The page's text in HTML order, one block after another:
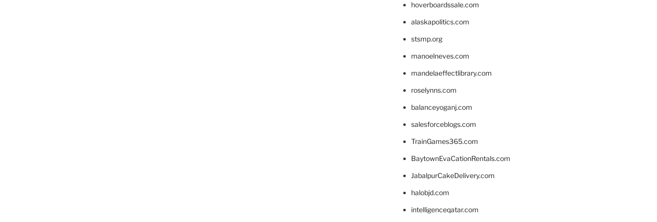
hoverboardssale.com
alaskapolitics.com
stsmp.org
manoelneves.com
mandelaeffectlibrary.com
roselynns.com
balanceyoganj.com
salesforceblogs.com
TrainGames365.com
BaytownEvaCationRentals.com
JabalpurCakeDelivery.com
halobjd.com
intelligenceqatar.com